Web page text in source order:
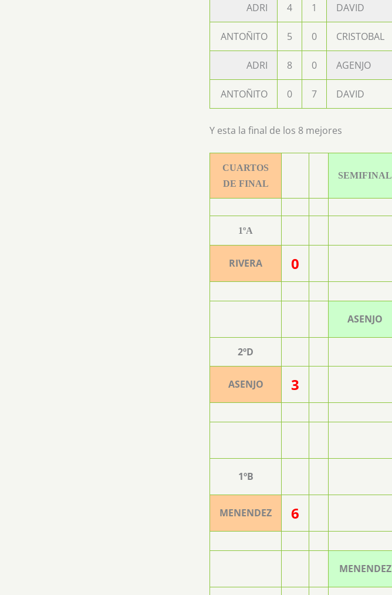
ADRI 4 1 DAVID
ANTOÑITO 5 0 CRISTOBAL
ADRI 8 0 AGENJO
ANTOÑITO 0 7 DAVID
Y esta la final de los 8 mejores
CUARTOS
DE FINAL
SEMIFINAL
1ºA
RIVERA 0
ASENJO
2ºD
ASENJO 3
1ºB
MENENDEZ 6
MENENDEZ